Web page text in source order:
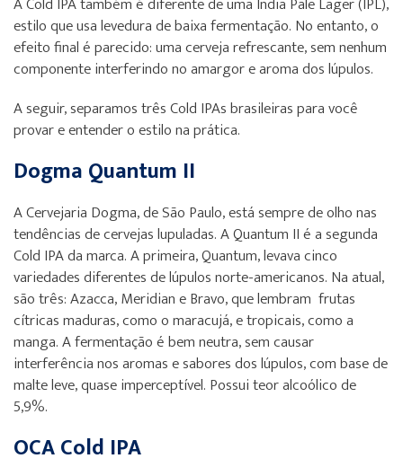
estilo que usa levedura de baixa fermentação. No entanto, o
efeito final é parecido: uma cerveja refrescante, sem nenhum
componente interferindo no amargor e aroma dos lúpulos.
A seguir, separamos três Cold IPAs brasileiras para você
provar e entender o estilo na prática.
Dogma Quantum II
A Cervejaria Dogma, de São Paulo, está sempre de olho nas
tendências de cervejas lupuladas. A Quantum II é a segunda
Cold IPA da marca. A primeira, Quantum, levava cinco
variedades diferentes de lúpulos norte-americanos. Na atual,
são três: Azacca, Meridian e Bravo, que lembram frutas
cítricas maduras, como o maracujá, e tropicais, como a
manga. A fermentação é bem neutra, sem causar
interferência nos aromas e sabores dos lúpulos, com base de
malte leve, quase imperceptível. Possui teor alcoólico de
5,9%.
OCA Cold IPA